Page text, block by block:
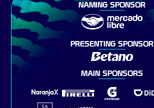
NAMING SPONSOR
PRESENTING SPONSOR
MAIN SPONSORS